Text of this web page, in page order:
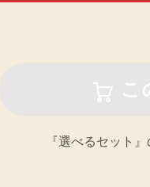
『選べるセット